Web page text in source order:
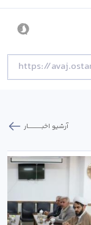
آرشیو اخبـــــــــــار